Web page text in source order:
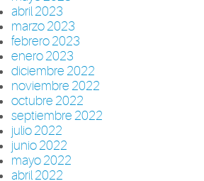
abril 2023
marzo 2023
febrero 2023
enero 2023
diciembre 2022
noviembre 2022
octubre 2022
septiembre 2022
julio 2022
junio 2022
mayo 2022
abril 2022